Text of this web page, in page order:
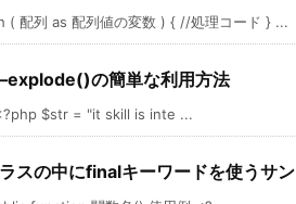
( 配列 as 配列値の変数 ) { //処理コード } ...
の簡単な利用方法
$str = "it skill is inte ...
スの中にfinalキーワードを使うサ